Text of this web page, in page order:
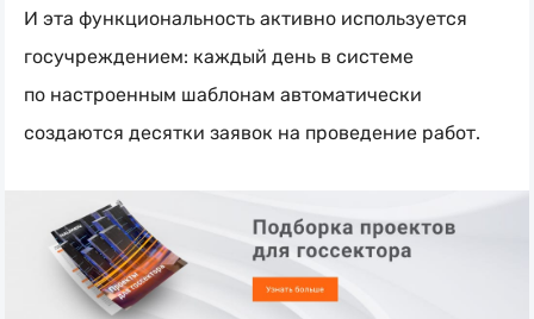
И эта функциональность активно используется
госучреждением: каждый день в системе
по настроенным шаблонам автоматически
создаются десятки заявок на проведение работ.